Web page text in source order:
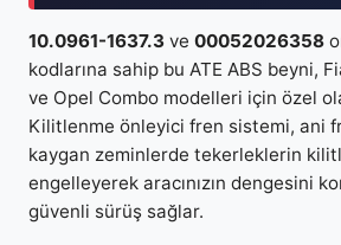
10.0961-1637.3 ve 00052026358
kodlarına sahip bu ATE ABS beyni,
ve Opel Combo modelleri için özel
Kilitlenme önleyici fren sistemi, ani
kaygan zeminlerde tekerleklerin
engelleyerek aracınızın dengesini
güvenli sürüş sağlar.